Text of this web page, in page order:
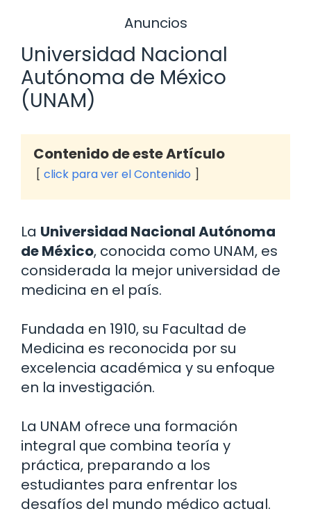
Anuncios
Universidad Nacional
Autónoma de México
(UNAM)
Contenido de este Artículo
click para ver el Contenido
La Universidad Nacional Autónoma
de México, conocida como UNAM, es
considerada la mejor universidad de
medicina en el país.
Fundada en 1910, su Facultad de
Medicina es reconocida por su
excelencia académica y su enfoque
en la investigación.
La UNAM ofrece una formación
integral que combina teoría y
práctica, preparando a los
estudiantes para enfrentar los
desafíos del mundo médico actual.